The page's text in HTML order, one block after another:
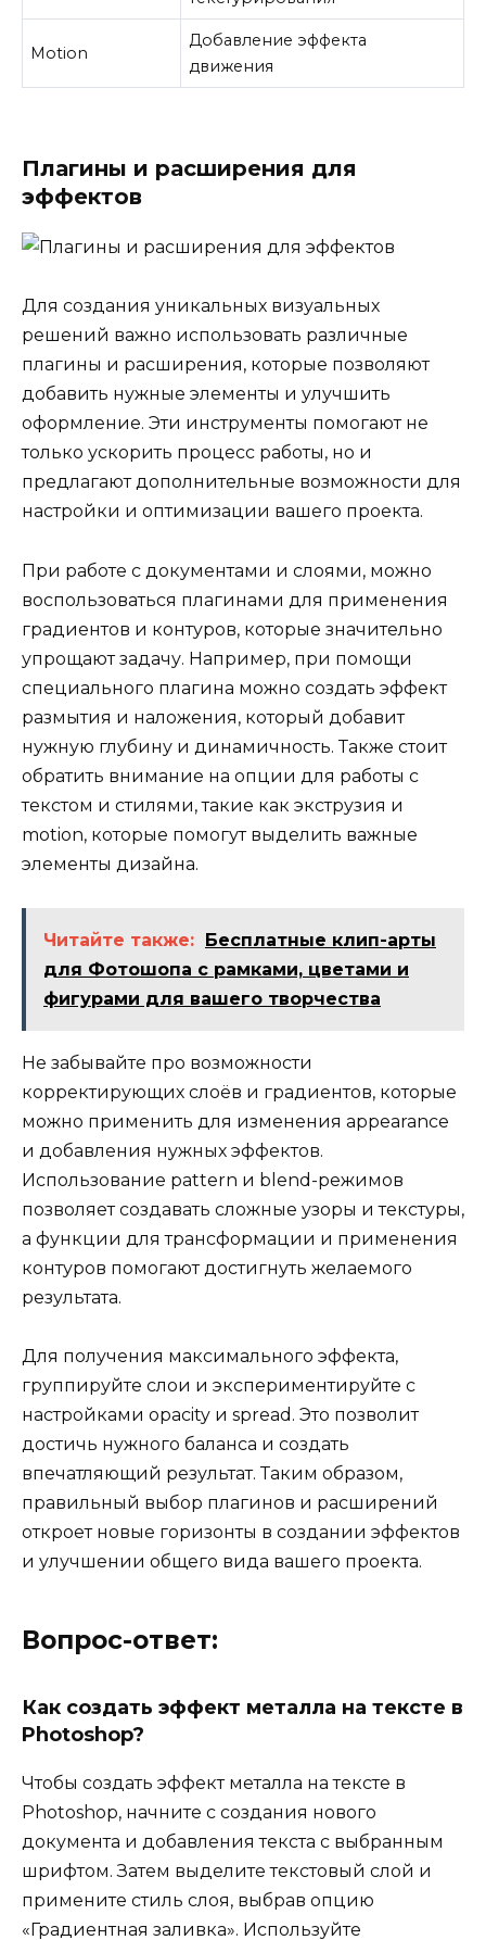
Motion
Добавление эффекта
движения
Плагины и расширения для
эффектов
Для создания уникальных визуальных
решений важно использовать различные
плагины и расширения, которые позволяют
добавить нужные элементы и улучшить
оформление. Эти инструменты помогают не
только ускорить процесс работы, но и
предлагают дополнительные возможности для
настройки и оптимизации вашего проекта.
При работе с документами и слоями, можно
воспользоваться плагинами для применения
градиентов и контуров, которые значительно
упрощают задачу. Например, при помощи
специального плагина можно создать эффект
размытия и наложения, который добавит
нужную глубину и динамичность. Также стоит
обратить внимание на опции для работы с
текстом и стилями, такие как экструзия и
motion, которые помогут выделить важные
элементы дизайна.
Читайте также: Бесплатные клип-арты
для Фотошопа с рамками, цветами и
фигурами для вашего творчества
Не забывайте про возможности
корректирующих слоёв и градиентов, которые
можно применить для изменения appearance
и добавления нужных эффектов.
Использование pattern и blend-режимов
позволяет создавать сложные узоры и текстуры,
а функции для трансформации и применения
контуров помогают достигнуть желаемого
результата.
Для получения максимального эффекта,
группируйте слои и экспериментируйте с
настройками opacity и spread. Это позволит
достичь нужного баланса и создать
впечатляющий результат. Таким образом,
правильный выбор плагинов и расширений
откроет новые горизонты в создании эффектов
и улучшении общего вида вашего проекта.
Вопрос-ответ:
Как создать эффект металла на тексте в
Photoshop?
Чтобы создать эффект металла на тексте в
Photoshop, начните с создания нового
документа и добавления текста с выбранным
шрифтом. Затем выделите текстовый слой и
примените стиль слоя, выбрав опцию
«Градиентная заливка». Используйте